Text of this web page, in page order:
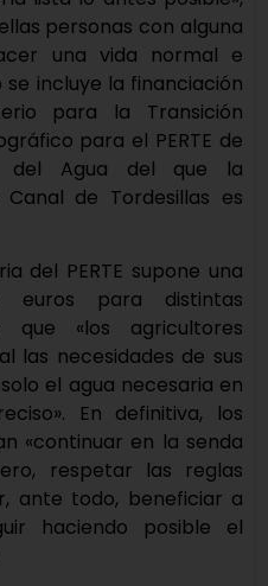
personas con alguna
una vida normal e
se incluye la financiación
para la Transición
para el PERTE de
del Agua del que la
de Tordesillas es
del PERTE supone una
euros para distintas
que «los agricultores
las necesidades de sus
el agua necesaria en
En definitiva, los
«continuar en la senda
respetar las reglas
ante todo, beneficiar a
haciendo posible el